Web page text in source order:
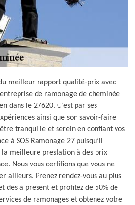
meilleur rapport qualité-prix avec
entreprise de ramonage de cheminée
dans le 27620. C’est par ses
ainsi que son savoir-faire
être tranquille et serein en confiant vos
à SOS Ramonage 27 puisqu’il
la meilleure prestation à des prix
Nous vous certifions que vous ne
ailleurs. Prenez rendez-vous au plus
dès à présent et profitez de 50% de
de ramonages et obtenez votre